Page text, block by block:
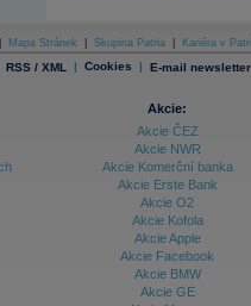
Mapa Stránek Skupina Patria Kariéra v
RSS / XML | Cookies | E-mail newsletter
Akcie:
Akcie ČEZ
Akcie NWR
Akcie Komerční banka
Akcie Erste Bank
Akcie O2
Akcie Kofola
Akcie Apple
Akcie Facebook
Akcie BMW
Akcie GE